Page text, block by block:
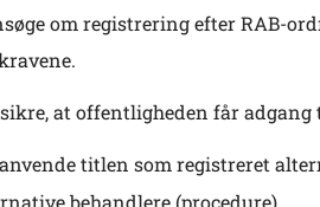
om registrering efter RAB-
at offentligheden får adgang
titlen som registreret
behandlere (procedure)